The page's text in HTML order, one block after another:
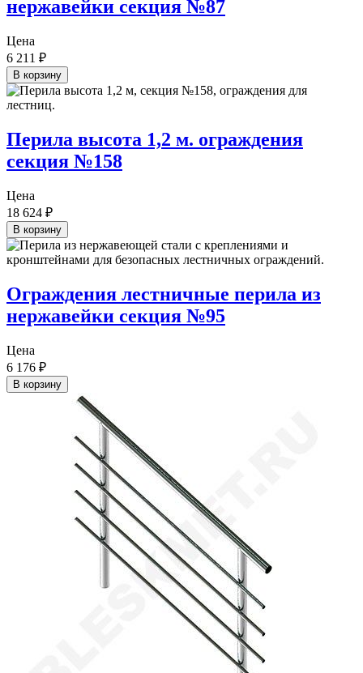
нержавейки секция №87
Цена
6 211 ₽
В корзину
Перила высота 1,2 м. ограждения
секция №158
Цена
18 624 ₽
В корзину
Ограждения лестничные перила из
нержавейки секция №95
Цена
6 176 ₽
В корзину